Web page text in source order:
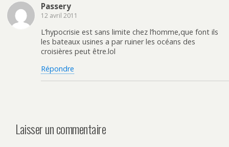
Passery
12 avril 2011
L’hypocrisie est sans limite chez l’homme,que font ils
les bateaux usines a par ruiner les océans des
croisières peut être.lol
Répondre
Laisser un commentaire